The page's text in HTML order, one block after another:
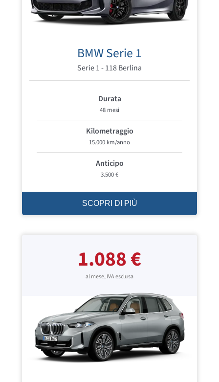
BMW Serie 1
Serie 1 - 118 Berlina
Durata
48 mesi
Kilometraggio
15.000 km/anno
Anticipo
3.500 €
SCOPRI DI PIÙ
1.088 €
al mese, IVA esclusa